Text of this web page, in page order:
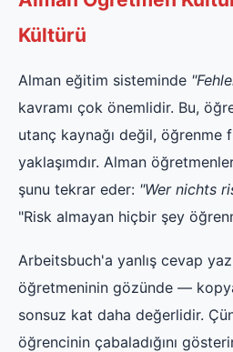
Kültürü
Alman eğitim sisteminde
kavramı çok önemlidir. Bu,
utanç kaynağı değil, öğrenme
yaklaşımdır. Alman
şunu tekrar eder: "Wer nichts
"Risk almayan hiçbir şey
Arbeitsbuch'a yanlış cevap
öğretmeninin gözünde —
sonsuz kat daha değerlidir.
öğrencinin çabaladığını